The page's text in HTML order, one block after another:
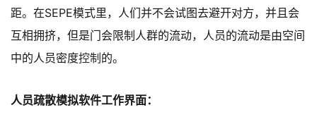
距。在SEPE模式里，人们并不会试图去避开对方，并且会
互相拥挤，但是门会限制人群的流动，人员的流动是由空间
中的人员密度控制的。
人员疏散模拟软件工作界面：